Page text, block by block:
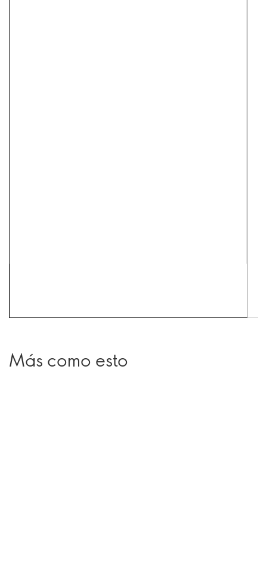
Más como esto